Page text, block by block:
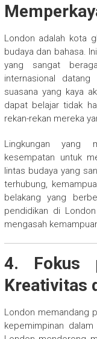
London adalah kota
budaya dan bahasa.
yang sangat
internasional
suasana yang kaya
dapat belajar tidak
rekan-rekan mereka
Lingkungan yang
kesempatan untuk
lintas budaya yang
terhubung,
belakang yang
pendidikan di
mengasah
4. Fokus
Kreativitas
London memandang
kepemimpinan